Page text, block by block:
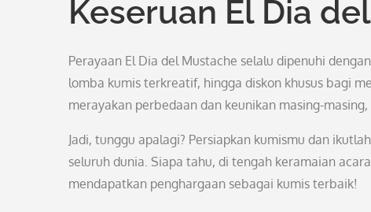
Keseruan El Dia
Perayaan El Dia del Mustache selalu dipenuhi
lomba kumis terkreatif, hingga diskon khusus bagi
merayakan perbedaan dan keunikan masing-
Jadi, tunggu apalagi? Persiapkan kumismu dan
seluruh dunia. Siapa tahu, di tengah keramaian
mendapatkan penghargaan sebagai kumis terbaik!